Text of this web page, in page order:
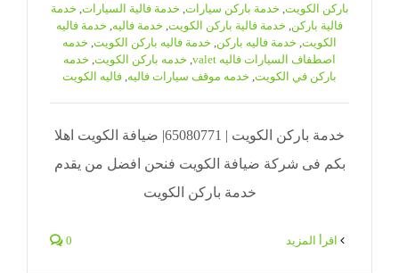
باركن الكويت خدمة باركن سيارات خدمة فالية السيارات خدمة
فالية باركن خدمة فالية باركن الكويت خدمة فاليه خدمة فاليه
الكويت خدمة فاليه باركن خدمة فاليه باركن الكويت خدمه
اصطفاف السيارات فاليه valet
خدمه باركن الكويت خدمه
باركن في الكويت خدمه موقف سيارات فاليه فاليه الكويت
خدمة باركن الكويت | 65080771| ضيافة الكويت اهلا
بكم فى شركة ضيافة الكويت فنحن افضل من يقدم
خدمة باركن الكويت
0